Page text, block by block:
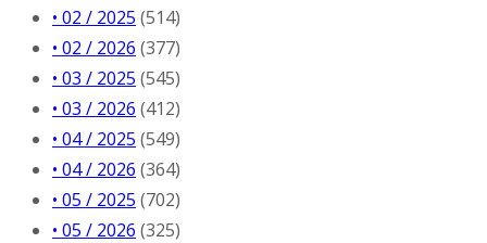
• 02 / 2025 (514)
• 02 / 2026 (377)
• 03 / 2025 (545)
• 03 / 2026 (412)
• 04 / 2025 (549)
• 04 / 2026 (364)
• 05 / 2025 (702)
• 05 / 2026 (325)